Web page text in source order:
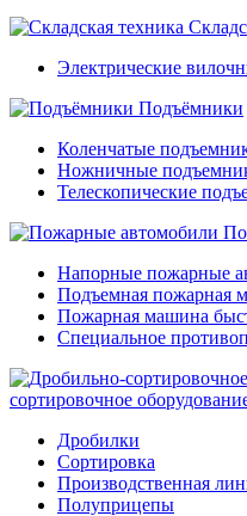
Электрические
Подъёмники
Коленчатые
Ножничные
Телескопические
Напорные пожарные
Подъемная пожарная
Пожарная машина
Специальное
сортировочное
Дробилки
Сортировка
Производственная
Полуприцепы